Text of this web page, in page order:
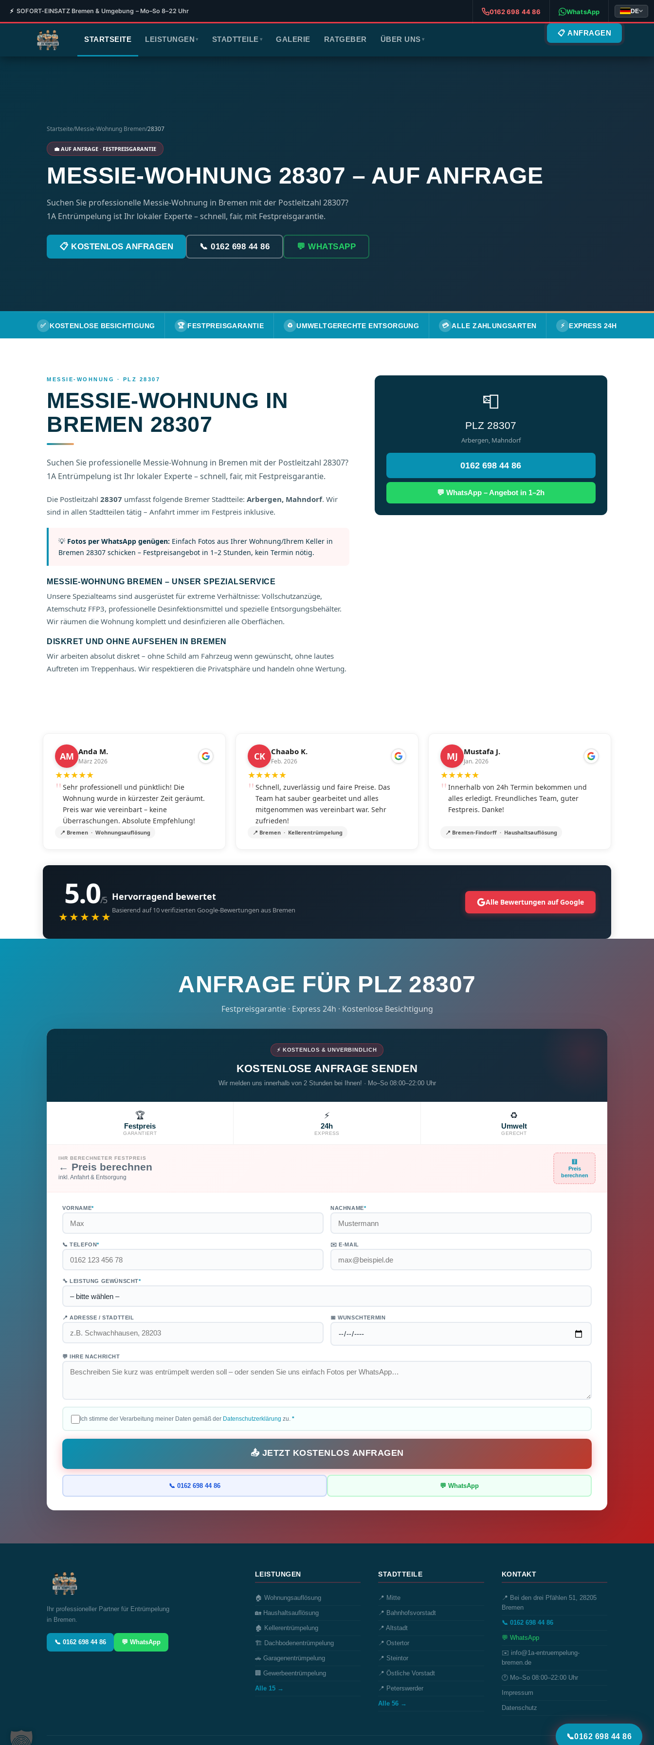
⚡ SOFORT-EINSATZ Bremen & Umgebung – Mo–So 8–22 Uhr 0162 698 44 86 WhatsApp DE
STARTSEITE LEISTUNGEN ▾ STADTTEILE ▾ GALERIE RATGEBER ÜBER UNS ▾
📋 ANFRAGEN
Startseite/Messie-Wohnung Bremen/28307
💼 AUF ANFRAGE · FESTPREISGARANTIE
MESSIE-WOHNUNG 28307 – AUF ANFRAGE
Suchen Sie professionelle Messie-Wohnung in Bremen mit der Postleitzahl 28307?
1A Entrümpelung ist Ihr lokaler Experte – schnell, fair, mit Festpreisgarantie.
📋 KOSTENLOS ANFRAGEN 📞 0162 698 44 86 💬 WHATSAPP
✅ KOSTENLOSE BESICHTIGUNG 🏆 FESTPREISGARANTIE ♻️ UMWELTGERECHTE ENTSORGUNG 💳 ALLE ZAHLUNGSARTEN ⚡ EXPRESS 24H
MESSIE-WOHNUNG · PLZ 28307
MESSIE-WOHNUNG IN
BREMEN 28307
Suchen Sie professionelle Messie-Wohnung in Bremen mit der Postleitzahl 28307?
1A Entrümpelung ist Ihr lokaler Experte – schnell, fair, mit Festpreisgarantie.
Die Postleitzahl 28307 umfasst folgende Bremer Stadtteile: Arbergen, Mahndorf. Wir
sind in allen Stadtteilen tätig – Anfahrt immer im Festpreis inklusive.
💡 Fotos per WhatsApp genügen: Einfach Fotos aus Ihrer Wohnung/Ihrem Keller in
Bremen 28307 schicken – Festpreisangebot in 1–2 Stunden, kein Termin nötig.
MESSIE-WOHNUNG BREMEN – UNSER SPEZIALSERVICE
Unsere Spezialteams sind ausgerüstet für extreme Verhältnisse: Vollschutzanzüge,
Atemschutz FFP3, professionelle Desinfektionsmittel und spezielle Entsorgungsbehälter.
Wir räumen die Wohnung komplett und desinfizieren alle Oberflächen.
DISKRET UND OHNE AUFSEHEN IN BREMEN
Wir arbeiten absolut diskret – ohne Schild am Fahrzeug wenn gewünscht, ohne lautes
Auftreten im Treppenhaus. Wir respektieren die Privatsphäre und handeln ohne Wertung.
📮
PLZ 28307
Arbergen, Mahndorf
0162 698 44 86
💬 WhatsApp – Angebot in 1–2h
AM Anda M.
März 2026
★★★★★
Sehr professionell und pünktlich! Die
Wohnung wurde in kürzester Zeit geräumt.
Preis war wie vereinbart – keine
Überraschungen. Absolute Empfehlung!
📍 Bremen · Wohnungsauflösung
CK Chaabo K.
Feb. 2026
★★★★★
Schnell, zuverlässig und faire Preise. Das
Team hat sauber gearbeitet und alles
mitgenommen was vereinbart war. Sehr
zufrieden!
📍 Bremen · Kellerentrümpelung
MJ Mustafa J.
Jan. 2026
★★★★★
Innerhalb von 24h Termin bekommen und
alles erledigt. Freundliches Team, guter
Festpreis. Danke!
📍 Bremen-Findorff · Haushaltsauflösung
5.0/5
★★★★★
Hervorragend bewertet
Basierend auf 10 verifizierten Google-Bewertungen aus Bremen
Alle Bewertungen auf Google
ANFRAGE FÜR PLZ 28307
Festpreisgarantie · Express 24h · Kostenlose Besichtigung
⚡ KOSTENLOS & UNVERBINDLICH
KOSTENLOSE ANFRAGE SENDEN
Wir melden uns innerhalb von 2 Stunden bei Ihnen! · Mo–So 08:00–22:00 Uhr
🏆
Festpreis
GARANTIERT
⚡
24h
EXPRESS
♻️
Umwelt
GERECHT
IHR BERECHNETER FESTPREIS
← Preis berechnen
inkl. Anfahrt & Entsorgung
🧮
Preis
berechnen
VORNAME* NACHNAME*
📞 TELEFON* ✉️ E-MAIL
🔧 LEISTUNG GEWÜNSCHT*
📍 ADRESSE / STADTTEIL 📅 WUNSCHTERMIN
💬 IHRE NACHRICHT
Ich stimme der Verarbeitung meiner Daten gemäß der Datenschutzerklärung zu. *
📤 JETZT KOSTENLOS ANFRAGEN
📞 0162 698 44 86 💬 WhatsApp
Ihr professioneller Partner für Entrümpelung
in Bremen.
📞 0162 698 44 86 💬 WhatsApp
LEISTUNGEN
🏠 Wohnungsauflösung
🏡 Haushaltsauflösung
🏚️ Kellerentrümpelung
🏗️ Dachbodenentrümpelung
🚗 Garagenentrümpelung
🏢 Gewerbeentrümpelung
Alle 15 →
STADTTEILE
📍 Mitte
📍 Bahnhofsvorstadt
📍 Altstadt
📍 Ostertor
📍 Steintor
📍 Östliche Vorstadt
📍 Peterswerder
Alle 56 →
KONTAKT
📍 Bei den drei Pfählen 51, 28205
Bremen
📞 0162 698 44 86
💬 WhatsApp
✉️ info@1a-entruempelung-
bremen.de
🕐 Mo–So 08:00–22:00 Uhr
Impressum
Datenschutz
📞0162 698 44 86